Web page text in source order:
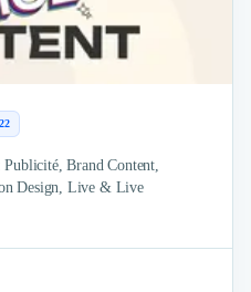
Publicité, Brand Content,
Design, Live & Live